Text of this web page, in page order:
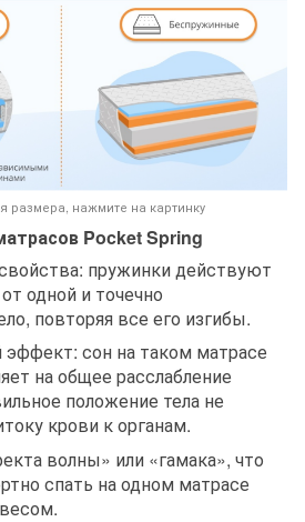
размера, нажмите на картинку
Pocket Spring
пружинки действуют
одной и точечно
повторяя все его изгибы.
эффект: сон на таком матрасе
на общее расслабление
положение тела не
крови к органам.
волны» или «гамака», что
спать на одном матрасе